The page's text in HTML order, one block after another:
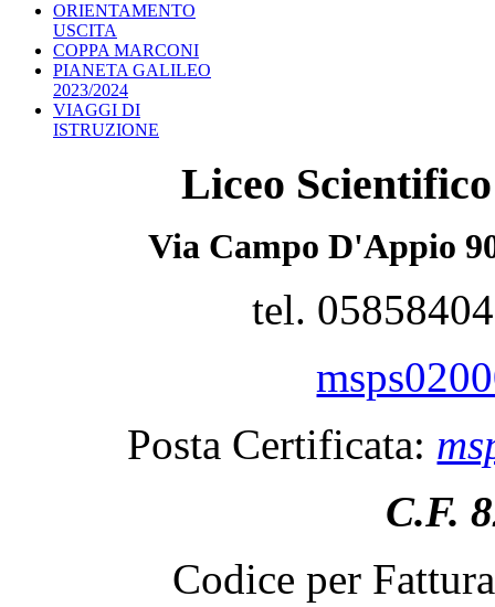
ORIENTAMENTO
USCITA
COPPA MARCONI
PIANETA GALILEO
2023/2024
VIAGGI DI
ISTRUZIONE
Liceo
Via Campo D'Appio
tel.
Posta Certificata:
C.F.
Codice per